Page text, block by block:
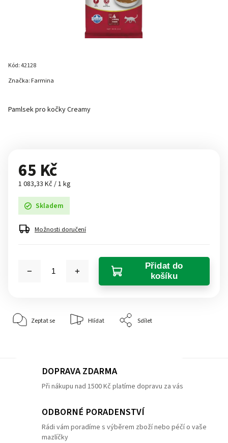
Kód:42128
Pamlsek pro kočky Creamy
Značka: Farmina
65 Kč
1 083,33 Kč / 1 kg
Skladem
Možnosti doručení
Přidat do
košíku
Zeptat se Hlídat Sdílet
DOPRAVA ZDARMA
Při nákupu nad 1500 Kč platíme dopravu za vás
ODBORNÉ PORADENSTVÍ
Rádi vám poradíme s výběrem zboží nebo péčí o vaše
mazlíčky